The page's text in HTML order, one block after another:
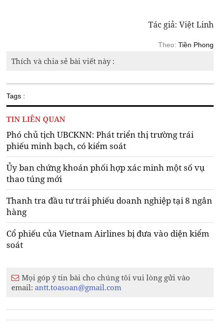
Tác giả: Việt Linh
Theo: Tiền Phong
Thích và chia sẻ bài viết này :
Tags :
TIN LIÊN QUAN
Phó chủ tịch UBCKNN: Phát triển thị trường trái
phiếu minh bạch, có kiểm soát
Ủy ban chứng khoán phối hợp xác minh một số vụ
thao túng mới
Thanh tra đầu tư trái phiếu doanh nghiệp tại 8 ngân
hàng
Cổ phiếu của Vietnam Airlines bị đưa vào diện kiểm
soát
Mọi góp ý tin bài cho chúng tôi vui lòng gửi vào
email:antt.toasoan@gmail.com